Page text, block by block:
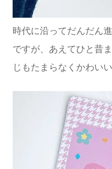
時代に沿ってだんだん
ですが、あえてひと昔
じもたまらなくかわいい